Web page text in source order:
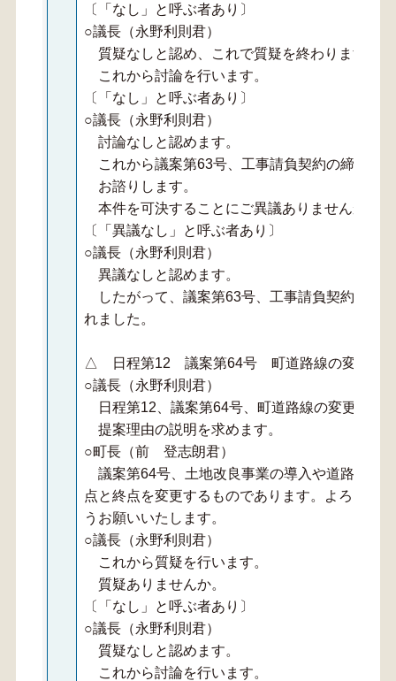
〔「なし」と呼ぶ者あり〕
○議長（永野利則君）
質疑なしと認め、これで質疑を終わります。
これから討論を行います。
〔「なし」と呼ぶ者あり〕
○議長（永野利則君）
討論なしと認めます。
これから議案第63号、工事請負契約の締結に
お諮りします。
本件を可決することにご異議ありませんか。
〔「異議なし」と呼ぶ者あり〕
○議長（永野利則君）
異議なしと認めます。
したがって、議案第63号、工事請負契約の締
れました。
△ 日程第12 議案第64号 町道路線の変更に
○議長（永野利則君）
日程第12、議案第64号、町道路線の変更につ
提案理由の説明を求めます。
○町長（前 登志朗君）
議案第64号、土地改良事業の導入や道路改良
点と終点を変更するものであります。よろしく
うお願いいたします。
○議長（永野利則君）
これから質疑を行います。
質疑ありませんか。
〔「なし」と呼ぶ者あり〕
○議長（永野利則君）
質疑なしと認めます。
これから討論を行います。